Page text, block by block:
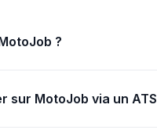
?
et des deux-roues.
sur MotoJob via un